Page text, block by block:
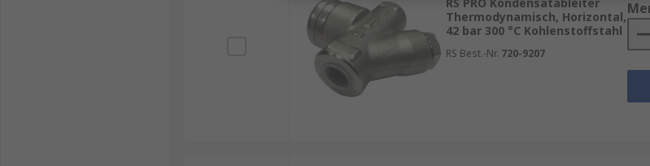
Thermodynamisch, Horizontal,
42 bar 300 °C Kohlenstoffstahl
RS Best.-Nr. 720-9207